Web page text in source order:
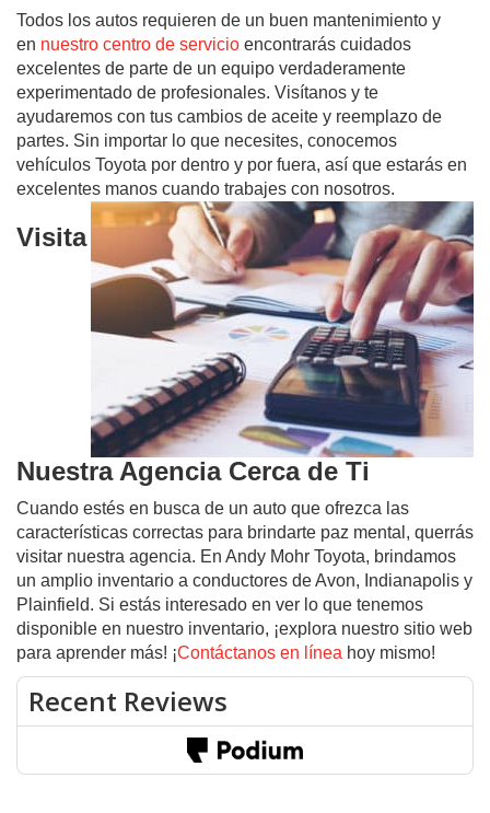
Todos los autos requieren de un buen mantenimiento y
en nuestro centro de servicio encontrarás cuidados
excelentes de parte de un equipo verdaderamente
experimentado de profesionales. Visítanos y te
ayudaremos con tus cambios de aceite y reemplazo de
partes. Sin importar lo que necesites, conocemos
vehículos Toyota por dentro y por fuera, así que estarás en
excelentes manos cuando trabajes con nosotros.
Visita
Nuestra Agencia Cerca de Ti
Cuando estés en busca de un auto que ofrezca las
características correctas para brindarte paz mental, querrás
visitar nuestra agencia. En Andy Mohr Toyota, brindamos
un amplio inventario a conductores de Avon, Indianapolis y
Plainfield. Si estás interesado en ver lo que tenemos
disponible en nuestro inventario, ¡explora nuestro sitio web
para aprender más! ¡Contáctanos en línea hoy mismo!